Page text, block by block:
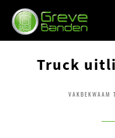
Truck
VAKBEKWAAM